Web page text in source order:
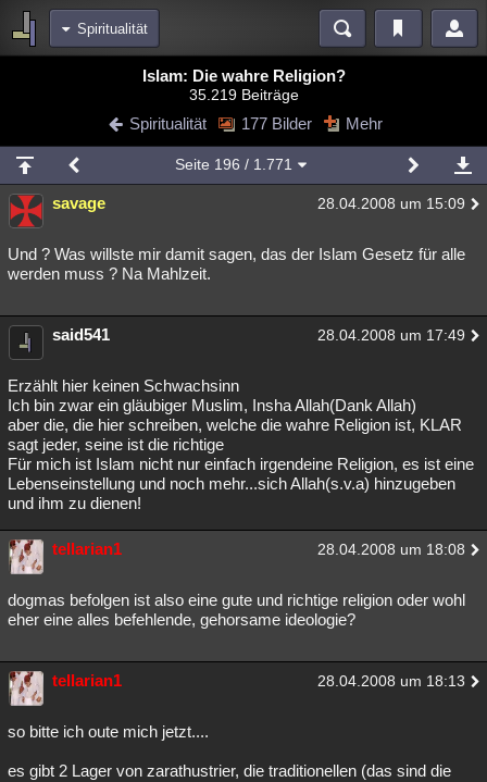
Spiritualität
Diskussionen Blogs Videos
Chat Wiki Neuigkeiten
meine Rubriken
Menschen Mystery Kriminalfälle
Spiritualität Verschwörungen Technologie Ufologie
weitere Rubriken
Philosophie
Astronomie Helpdesk Gruppen Gaming Filme
Musik Clash Verbesserungen
Übersichten
Besucht Teilgenommen
Lesenswert
Islam: Die wahre Religion?
35.219 Beiträge
Spiritualität 177 Bilder Mehr
Seite 196 / 1.771
savage 28.04.2008 um 15:09
Und ? Was willste mir damit sagen, das der Islam Gesetz für alle
werden muss ? Na Mahlzeit.
said541 28.04.2008 um 17:49
Erzählt hier keinen Schwachsinn
Ich bin zwar ein gläubiger Muslim, Insha Allah(Dank Allah)
aber die, die hier schreiben, welche die wahre Religion ist, KLAR
sagt jeder, seine ist die richtige
Für mich ist Islam nicht nur einfach irgendeine Religion, es ist eine
Lebenseinstellung und noch mehr...sich Allah(s.v.a) hinzugeben
und ihm zu dienen!
tellarian1 28.04.2008 um 18:08
dogmas befolgen ist also eine gute und richtige religion oder wohl
eher eine alles befehlende, gehorsame ideologie?
tellarian1 28.04.2008 um 18:13
so bitte ich oute mich jetzt....
es gibt 2 Lager von zarathustrier, die traditionellen (das sind die